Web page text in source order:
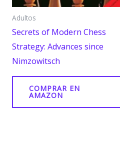
Adultos
Secrets of Modern Chess
Strategy: Advances since
Nimzowitsch
COMPRAR EN
AMAZON